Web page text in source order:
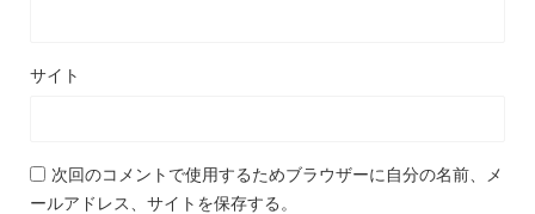
サイト
次回のコメントで使用するためブラウザーに自分の名前、メ
ールアドレス、サイトを保存する。